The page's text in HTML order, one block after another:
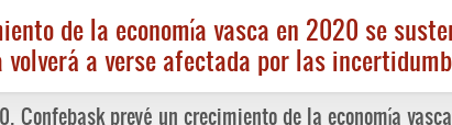
de la economía vasca en 2020 se
a verse afectada por las
Confebask prevé un crecimiento de la economía